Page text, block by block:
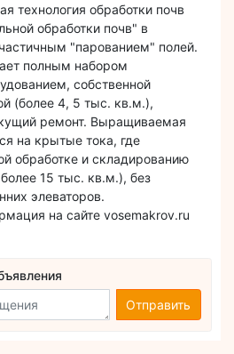
технология обработки почв
обработки почв" в
"парованием" полей.
полным набором
собственной
(более 4, 5 тыс. кв.м.),
ремонт. Выращиваемая
на крытые тока, где
обработке и складированию
15 тыс. кв.м.), без
элеваторов.
на сайте vosemakrov.ru
Отправить